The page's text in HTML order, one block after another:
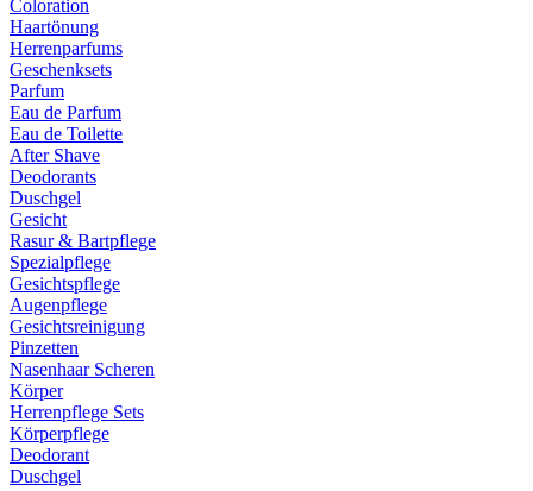
Coloration
Haartönung
Herrenparfums
Geschenksets
Parfum
Eau de Parfum
Eau de Toilette
After Shave
Deodorants
Duschgel
Gesicht
Rasur & Bartpflege
Spezialpflege
Gesichtspflege
Augenpflege
Gesichtsreinigung
Pinzetten
Nasenhaar Scheren
Körper
Herrenpflege Sets
Körperpflege
Deodorant
Duschgel